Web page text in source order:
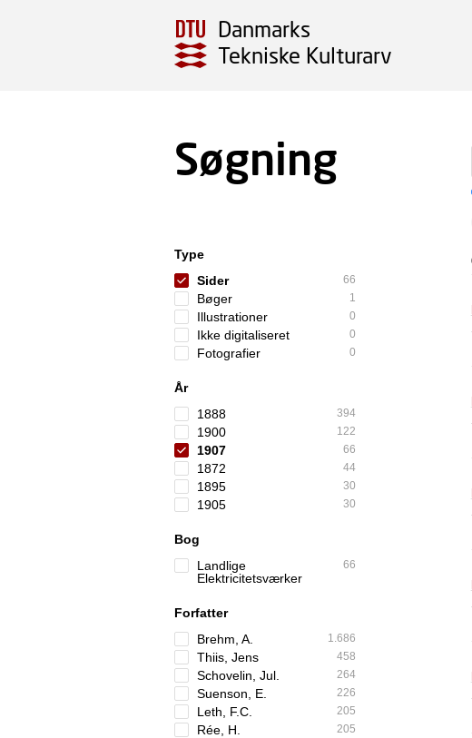
Danmarks
Tekniske Kulturarv
Søgning
Type
Sider
66
Bøger 1
Illustrationer 0
Ikke digitaliseret 0
Fotografier 0
År
1888
394
1900 122
1907 66
1872 44
1895 30
1905 30
Bog
Landlige
Elektricitetsværker
66
Forfatter
Brehm, A.
1.686
Thiis, Jens 458
Schovelin, Jul. 264
Suenson, E. 226
Leth, F.C. 205
Rée, H. 205